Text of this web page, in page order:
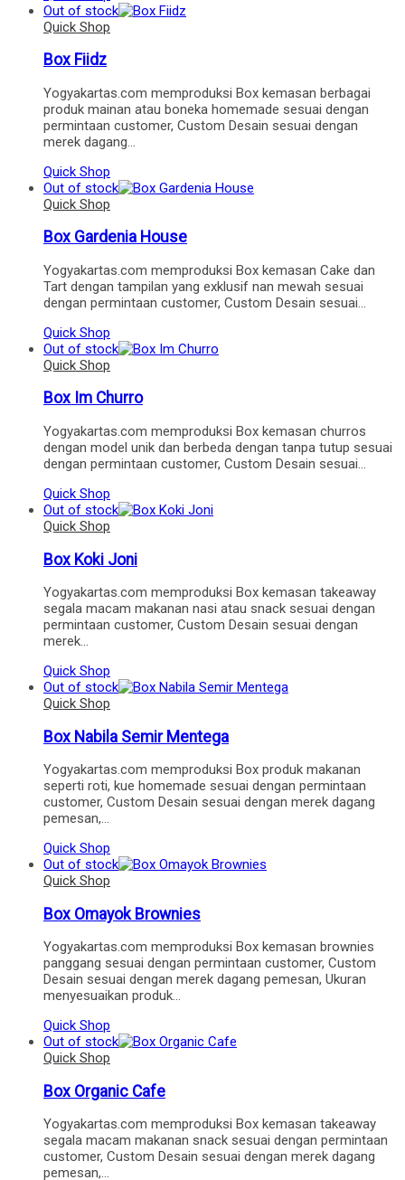
Out of stock
Quick Shop
Box Fiidz
Yogyakartas.com memproduksi Box kemasan berbagai
produk mainan atau boneka homemade sesuai dengan
permintaan customer, Custom Desain sesuai dengan
merek dagang…
Quick Shop
Out of stock
Quick Shop
Box Gardenia House
Yogyakartas.com memproduksi Box kemasan Cake dan
Tart dengan tampilan yang exklusif nan mewah sesuai
dengan permintaan customer, Custom Desain sesuai…
Quick Shop
Out of stock
Quick Shop
Box Im Churro
Yogyakartas.com memproduksi Box kemasan churros
dengan model unik dan berbeda dengan tanpa tutup sesuai
dengan permintaan customer, Custom Desain sesuai…
Quick Shop
Out of stock
Quick Shop
Box Koki Joni
Yogyakartas.com memproduksi Box kemasan takeaway
segala macam makanan nasi atau snack sesuai dengan
permintaan customer, Custom Desain sesuai dengan
merek…
Quick Shop
Out of stock
Quick Shop
Box Nabila Semir Mentega
Yogyakartas.com memproduksi Box produk makanan
seperti roti, kue homemade sesuai dengan permintaan
customer, Custom Desain sesuai dengan merek dagang
pemesan,…
Quick Shop
Out of stock
Quick Shop
Box Omayok Brownies
Yogyakartas.com memproduksi Box kemasan brownies
panggang sesuai dengan permintaan customer, Custom
Desain sesuai dengan merek dagang pemesan, Ukuran
menyesuaikan produk…
Quick Shop
Out of stock
Quick Shop
Box Organic Cafe
Yogyakartas.com memproduksi Box kemasan takeaway
segala macam makanan snack sesuai dengan permintaan
customer, Custom Desain sesuai dengan merek dagang
pemesan,…